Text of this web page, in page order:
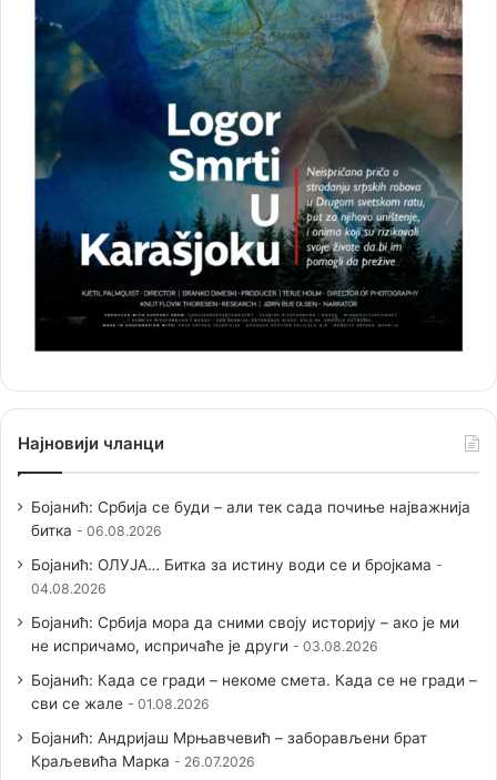
Најновији чланци
Бојанић: Србија се буди – али тек сада почиње најважнија
битка
06.08.2026
Бојанић: ОЛУЈА… Битка за истину води се и бројкама
04.08.2026
Бојанић: Србија мора да сними своју историју – ако је ми
не испричамо, испричаће је други
03.08.2026
Бојанић: Када се гради – некоме смета. Када се не гради –
сви се жале
01.08.2026
Бојанић: Андријаш Мрњавчевић – заборављени брат
Краљевића Марка
26.07.2026